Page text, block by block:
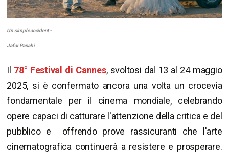
Un simple accident -
Jafar Panahi
Il 78° Festival di Cannes, svoltosi dal 13 al 24 maggio
2025, si è confermato ancora una volta un crocevia
fondamentale per il cinema mondiale, celebrando
opere capaci di catturare l'attenzione della critica e del
pubblico e offrendo prove rassicuranti che l'arte
cinematografica continuerà a resistere e prosperare.